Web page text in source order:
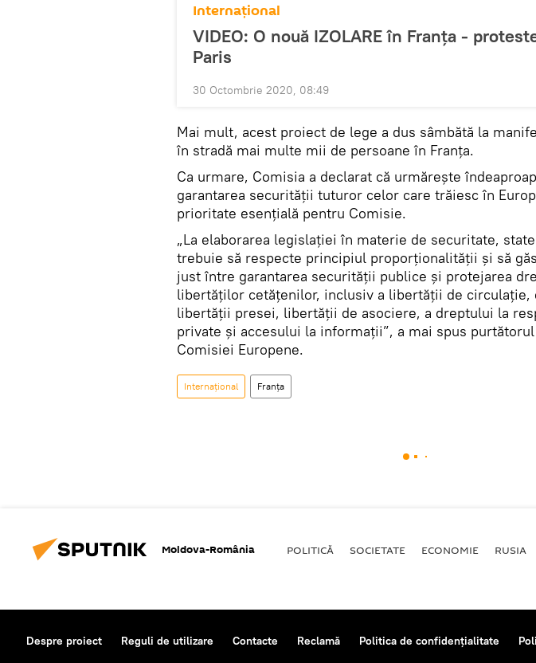
Internaţional
VIDEO: O nouă IZOLARE în Franța -
Paris
30 Octombrie 2020, 08:49
Mai mult, acest proiect de lege a dus sâmbătă la
în stradă mai multe mii de persoane în Franţa.
Ca urmare, Comisia a declarat că urmărește
garantarea securităţii tuturor celor care trăiesc în
prioritate esenţială pentru Comisie.
„La elaborarea legislaţiei în materie de securitate,
trebuie să respecte principiul proporţionalităţii şi să
just între garantarea securităţii publice şi protejarea
libertăţilor cetăţenilor, inclusiv a libertăţii de circulaţie,
libertăţii presei, libertăţii de asociere, a dreptului la
private şi accesului la informaţii”, a mai spus
Comisiei Europene.
Internaţional Franța
Moldova-România POLITICĂ SOCIETATE ECONOMIE RUSIA
Despre proiect Reguli de utilizare Contacte Reclamă Politica de confidențialitate